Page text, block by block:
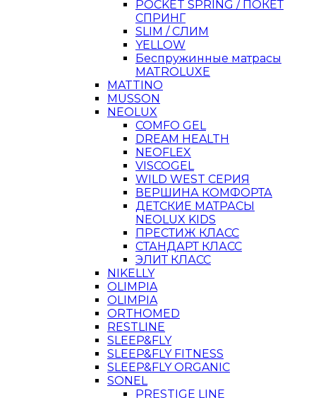
POCKET SPRING / ПОКЕТ
СПРИНГ
SLIM / СЛИМ
YELLOW
Беспружинные матрасы
MATROLUXE
MATTINO
MUSSON
NEOLUX
COMFO GEL
DREAM HEALTH
NEOFLEX
VISCOGEL
WILD WEST СЕРИЯ
ВЕРШИНА КОМФОРТА
ДЕТСКИЕ МАТРАСЫ
NEOLUX KIDS
ПРЕСТИЖ КЛАСС
СТАНДАРТ КЛАСС
ЭЛИТ КЛАСС
NIKELLY
OLIMPIA
OLIMPIA
ORTHOMED
RESTLINE
SLEEP&FLY
SLEEP&FLY FITNESS
SLEEP&FLY ORGANIC
SONEL
PRESTIGE LINE